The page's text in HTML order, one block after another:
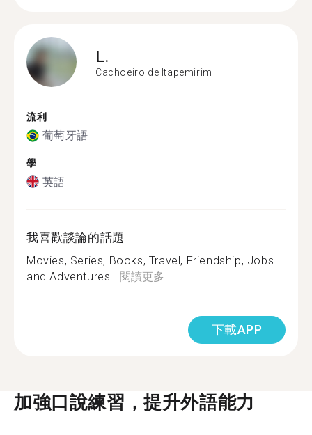
L.
Cachoeiro de Itapemirim
流利
葡萄牙語
學
英語
我喜歡談論的話題
Movies, Series, Books, Travel, Friendship, Jobs
and Adventures... 閱讀更多
下載APP
加強口說練習，提升外語能力